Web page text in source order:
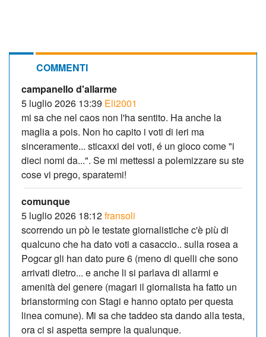
COMMENTI
campanello d'allarme
5 luglio 2026 13:39 Eli2001
mi sa che nel caos non l'ha sentito. Ha anche la
maglia a pois. Non ho capito i voti di ieri ma
sinceramente... sticaxxi dei voti, é un gioco come "i
dieci nomi da...". Se mi mettessi a polemizzare su ste
cose vi prego, sparatemi!
comunque
5 luglio 2026 18:12fransoli
scorrendo un pò le testate giornalistiche c'è più di
qualcuno che ha dato voti a casaccio.. sulla rosea a
Pogcar gli han dato pure 6 (meno di quelli che sono
arrivati dietro... e anche li si parlava di allarmi e
amenità del genere (magari il giornalista ha fatto un
brianstorming con Stagi e hanno optato per questa
linea comune). Mi sa che taddeo sta dando alla testa,
ora ci si aspetta sempre la qualunque.